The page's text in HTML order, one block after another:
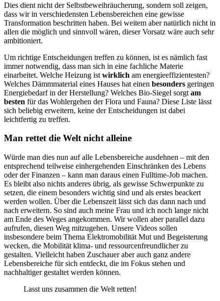
Dies dient nicht der Selbstbeweihräucherung, sondern soll zeigen,
dass wir in verschiedensten Lebensbereichen eine gewisse
Transformation beschritten haben. Bei weitem aber natürlich nicht in
allen die möglich und sinnvoll wären, dieser Vorsatz wäre auch sehr
ambitioniert.
Um richtige Entscheidungen treffen zu können, ist es nämlich fast
immer notwendig, dass man sich in eine fachliche Materie
einarbeitet. Welche Heizung ist wirklich am energieeffizientesten?
Welches Dämmmaterial eines Hauses hat einen besonders geringen
Energiebedarf in der Herstellung? Welches Bio-Siegel sorgt am
besten für das Wohlergehen der Flora und Fauna? Diese Liste lässt
sich beliebig erweitern, keine der Entscheidungen ist dabei
leichtfertig zu treffen.
Man rettet die Welt nicht alleine
Würde man dies nun auf alle Lebensbereiche ausdehnen – mit den
entsprechend teilweise einhergehenden Einschränken des Lebens
oder der Finanzen – kann man daraus einen Fulltime-Job machen.
Es bleibt also nichts anderes übrig, als gewisse Schwerpunkte zu
setzen, die einem besonders wichtig sind und als erstes beackert
werden wollen. Über die Lebenszeit lässt sich das dann nach und
nach erweitern. So sind auch meine Frau und ich noch lange nicht
am Ende des Weges angekommen. Wir wollen aber parallel dazu
aufrufen, diesen Weg mitzugehen. Unsere Videos sollen
insbesondere beim Thema Elektromobilität Mut und Begeisterung
wecken, die Mobilität klima- und ressourcenfreundlicher zu
gestalten. Vielleicht haben Zuschauer aber auch ganz andere
Lebensbereiche für sich entdeckt, die im Fokus stehen und
nachhaltiger gestaltet werden können.
Lasst uns zusammen die Welt retten!